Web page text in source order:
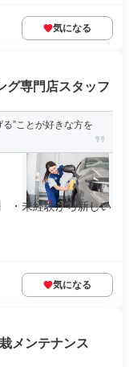
気になる
グ専門店スタッフ
”ことが好きな方を
・未経験から新しい
気になる
メンテナンス